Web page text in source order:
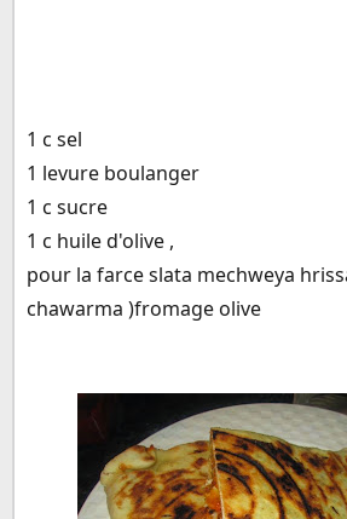
1 c sel
1 levure boulanger
1 c sucre
1 c huile d'olive ,
pour la farce slata mechweya
chawarma )fromage olive